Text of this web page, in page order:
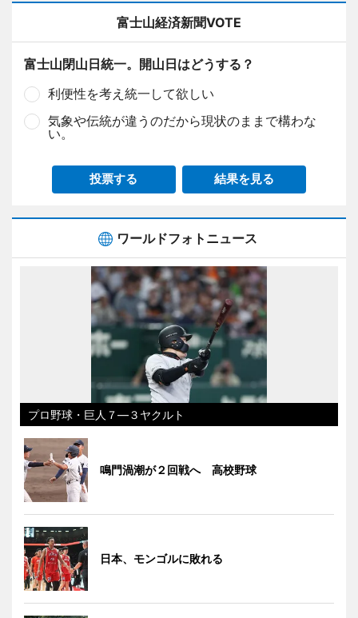
富士山経済新聞VOTE
富士山閉山日統一。開山日はどうする？
利便性を考え統一して欲しい
気象や伝統が違うのだから現状のままで構わな
い。
投票する 結果を見る
ワールドフォトニュース
プロ野球・巨人７―３ヤクルト
鳴門渦潮が２回戦へ 高校野球
日本、モンゴルに敗れる